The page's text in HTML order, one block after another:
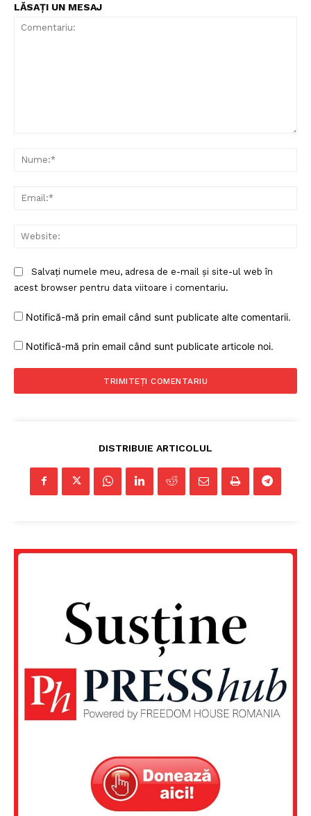
LĂSAȚI UN MESAJ
Salvați numele meu, adresa de e-mail și site-ul web în
acest browser pentru data viitoare i comentariu.
Notifică-mă prin email când sunt publicate alte comentarii.
Notifică-mă prin email când sunt publicate articole noi.
DISTRIBUIE ARTICOLUL